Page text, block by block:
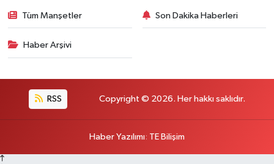
Tüm Manşetler Son Dakika Haberleri
Haber Arşivi
RSS Copyright © 2026. Her hakkı saklıdır.
Haber Yazılımı: TE Bilişim